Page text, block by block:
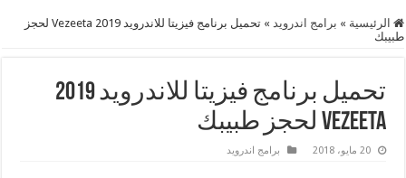
الرئيسية » برامج اندرويد »
تحميل برنامج فيزيتا للاندرويد 2019 Vezeeta لحجز
طبيبك
تحميل برنامج فيزيتا للاندرويد 2019
Vezeeta لحجز طبيبك
20 مايو، 2018 برامج اندرويد